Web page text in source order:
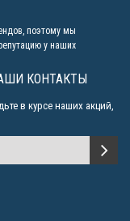
поэтому мы
у наших
КОНТАКТЫ
в курсе наших акций,